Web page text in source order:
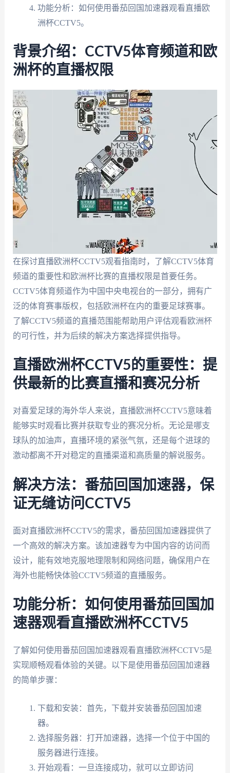
功能分析：如何使用番茄回国加速器观看直播欧
洲杯CCTV5。
背景介绍：CCTV5体育频道和欧
洲杯的直播权限
在探讨直播欧洲杯CCTV5观看指南时，了解CCTV5体育
频道的重要性和欧洲杯比赛的直播权限是首要任务。
CCTV5体育频道作为中国中央电视台的一部分，拥有广
泛的体育赛事版权，包括欧洲杯在内的重要足球赛事。
了解CCTV5频道的直播范围能帮助用户评估观看欧洲杯
的可行性，并为后续的解决方案选择提供指导。
直播欧洲杯CCTV5的重要性：提
供最新的比赛直播和赛况分析
对喜爱足球的海外华人来说，直播欧洲杯CCTV5意味着
能够实时观看比赛并获取专业的赛况分析。无论是哪支
球队的加油声，直播环境的紧张气氛，还是每个进球的
激动都离不开对稳定的直播渠道和高质量的解说服务。
解决方法：番茄回国加速器，保
证无缝访问CCTV5
面对直播欧洲杯CCTV5的需求，番茄回国加速器提供了
一个高效的解决方案。该加速器专为中国内容的访问而
设计，能有效地克服地理限制和网络问题，确保用户在
海外也能畅快体验CCTV5频道的直播服务。
功能分析：如何使用番茄回国加
速器观看直播欧洲杯CCTV5
了解如何使用番茄回国加速器观看直播欧洲杯CCTV5是
实现顺畅观看体验的关键。以下是使用番茄回国加速器
的简单步骤：
下载和安装：首先，下载并安装番茄回国加速
器。
选择服务器：打开加速器，选择一个位于中国的
服务器进行连接。
开始观看：一旦连接成功，就可以立即访问